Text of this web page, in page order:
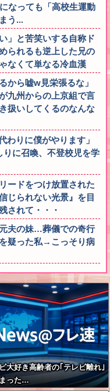
なっても「高校生運動
う...
」と苦笑いする自称ド
られるも逆上した兄の
なくて単なる冷血漢
から嘘w見栄張るな」
九州からの上京組で言
扱いしてくるのなんな
りに僕がやります」
に召喚、不登校児を学
ードをつけ放置された
じられない光景』を目
されて・・・
夫の妹…葬儀での奇行
疑った私→こっそり病
大好き高齢者の｢テレビ離れ｣
った…